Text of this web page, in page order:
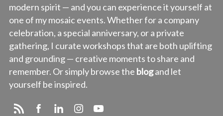
modern spirit — and you can experience it yourself at
one of my mosaic events. Whether for a company
celebration, a special anniversary, or a private
gathering, I curate workshops that are both uplifting
and grounding — creative moments to share and
remember. Or simply browse the blogand let
yourself be inspired.